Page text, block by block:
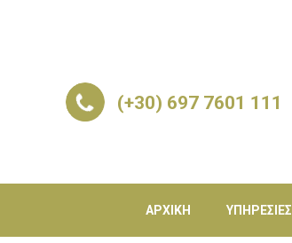
(+30) 697 7601 111
ΑΡΧΙΚΉ ΥΠΗΡΕΣΊΕΣ